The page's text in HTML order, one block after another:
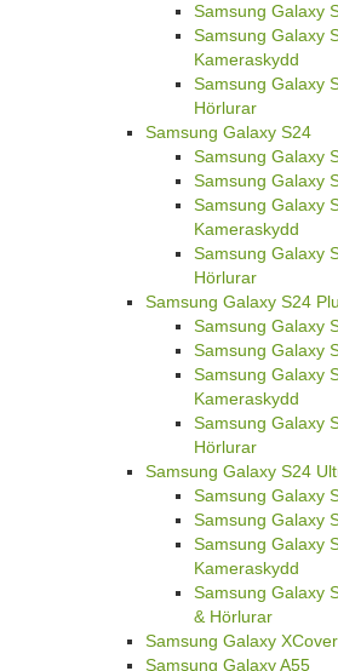
Samsung Galaxy
Samsung Galaxy
Kameraskydd
Samsung Galaxy
Hörlurar
Samsung Galaxy S24
Samsung Galaxy
Samsung Galaxy
Samsung Galaxy
Kameraskydd
Samsung Galaxy
Hörlurar
Samsung Galaxy S24
Samsung Galaxy
Samsung Galaxy
Samsung Galaxy
Kameraskydd
Samsung Galaxy
Hörlurar
Samsung Galaxy S24
Samsung Galaxy
Samsung Galaxy
Samsung Galaxy
Kameraskydd
Samsung Galaxy
& Hörlurar
Samsung Galaxy
Samsung Galaxy A55